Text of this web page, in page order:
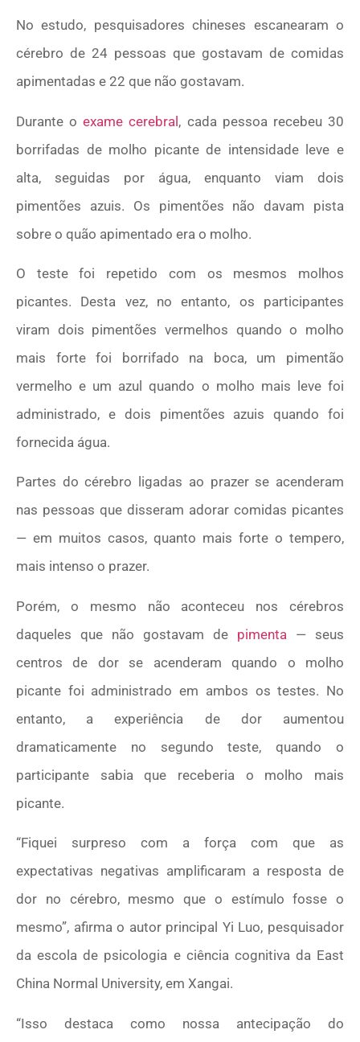
No estudo, pesquisadores chineses escanearam o
cérebro de 24 pessoas que gostavam de comidas
apimentadas e 22 que não gostavam.
Durante oexame cerebral, cada pessoa recebeu 30
borrifadas de molho picante de intensidade leve e
alta, seguidas por água, enquanto viam dois
pimentões azuis. Os pimentões não davam pista
sobre o quão apimentado era o molho.
O teste foi repetido com os mesmos molhos
picantes. Desta vez, no entanto, os participantes
viram dois pimentões vermelhos quando o molho
mais forte foi borrifado na boca, um pimentão
vermelho e um azul quando o molho mais leve foi
administrado, e dois pimentões azuis quando foi
fornecida água.
Partes do cérebro ligadas ao prazer se acenderam
nas pessoas que disseram adorar comidas picantes
— em muitos casos, quanto mais forte o tempero,
mais intenso o prazer.
Porém, o mesmo não aconteceu nos cérebros
daqueles que não gostavam de pimenta — seus
centros de dor se acenderam quando o molho
picante foi administrado em ambos os testes. No
entanto, a experiência de dor aumentou
dramaticamente no segundo teste, quando o
participante sabia que receberia o molho mais
picante.
“Fiquei surpreso com a força com que as
expectativas negativas amplificaram a resposta de
dor no cérebro, mesmo que o estímulo fosse o
mesmo”, afirma o autor principal Yi Luo, pesquisador
da escola de psicologia e ciência cognitiva da East
China Normal University, em Xangai.
“Isso destaca como nossa antecipação do